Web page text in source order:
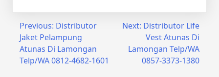
Post
navigation
Previous: Distributor
Jaket Pelampung
Atunas Di Lamongan
Telp/WA 0812-4682-1601
Next: Distributor Life
Vest Atunas Di
Lamongan Telp/WA
0857-3373-1380